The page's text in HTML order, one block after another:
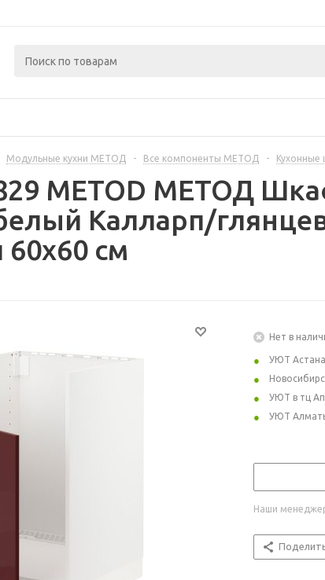
Модульные кухни МЕТОД - Все компоненты МЕТОД -
METOD МЕТОД
Калларп/
см
Нет в
УЮТ Астана
УЮТ в тц
УЮТ
Наши